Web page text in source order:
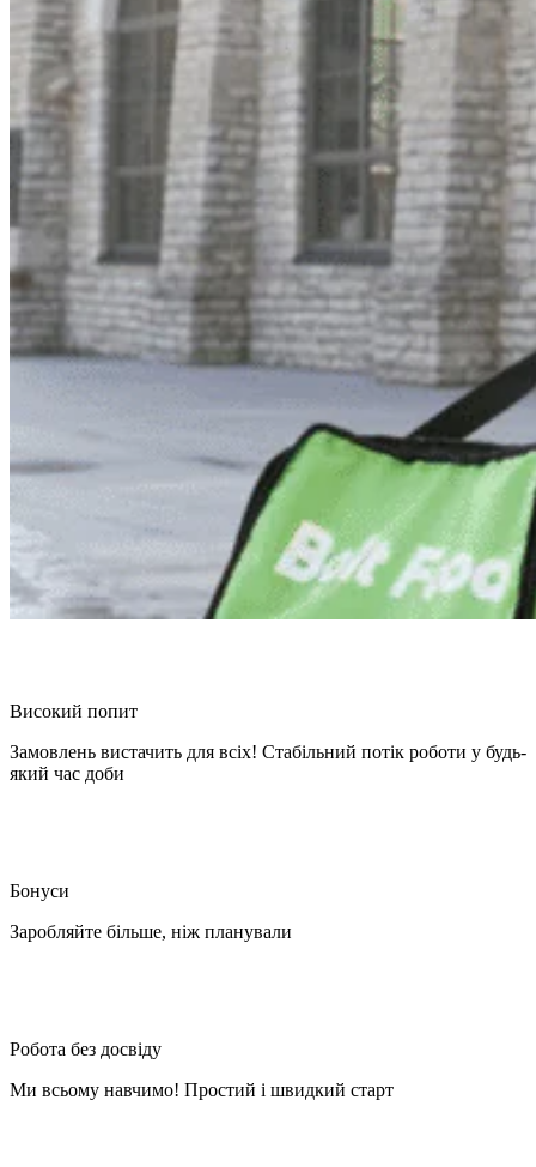
Високий попит
Замовлень вистачить для всіх! Стабільний потік роботи у будь-
який час доби
Бонуси
Заробляйте більше, ніж планували
Робота без досвіду
Ми всьому навчимо! Простий і швидкий старт